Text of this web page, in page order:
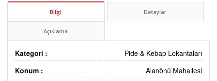
Bilgi Detaylar
Açıklama
Kategori :
Pide & Kebap Lokantaları
Konum :
Alanönü Mahallesi